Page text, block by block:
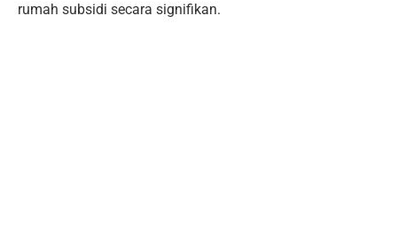
rumah subsidi secara signifikan.